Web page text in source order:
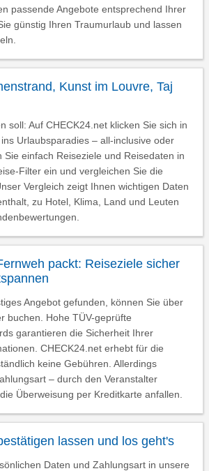
passende Angebote entsprechend Ihrer
günstig Ihren Traumurlaub und lassen
Kunst im Louvre, Taj
soll: Auf CHECK24.net klicken Sie sich in
Urlaubsparadies – all-inclusive oder
Sie einfach Reiseziele und Reisedaten in
Filter ein und vergleichen Sie die
Vergleich zeigt Ihnen wichtigen Daten
zu Hotel, Klima, Land und Leuten
packt: Reiseziele sicher
Angebot gefunden, können Sie über
buchen. Hohe TÜV-geprüfte
garantieren die Sicherheit Ihrer
CHECK24.net erhebt für die
keine Gebühren. Allerdings
– durch den Veranstalter
Überweisung per Kreditkarte anfallen.
lassen und los geht's
Daten und Zahlungsart in unsere